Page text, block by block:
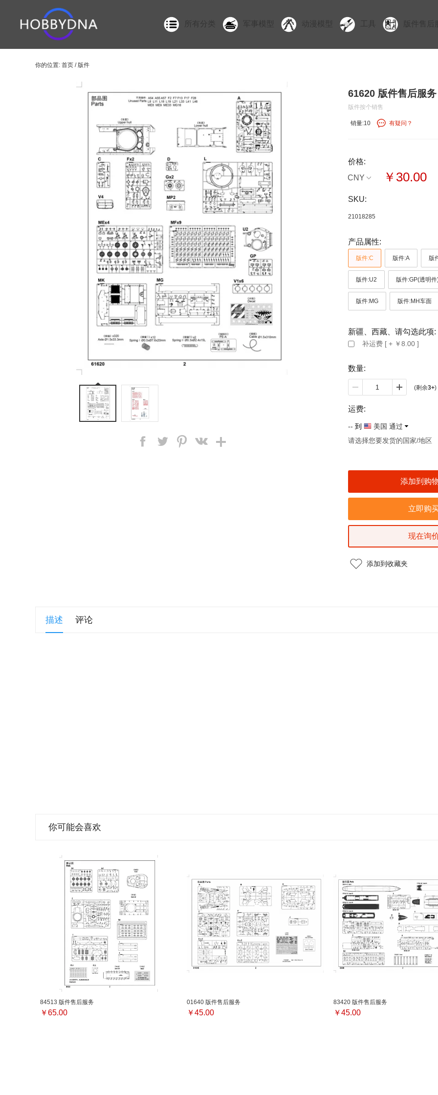
所有分类 军事模型 动漫模型 版件售后
你的位置: 首页 / 版件
61620 版件售后服务
版件按个销售
销量:10 有疑问？
价格:
CNY
￥30.00
SKU:
21018285
产品属性:
版件:C 版件:A 版
版件:U2 版件:GP(透明件
版件:MG 版件:MH车面
新疆、西藏、请勾选此项:
补运费 [ + ￥8.00 ]
数量:
(剩余3+)
运费:
-- 到
美国 通过
请选择您要发货的国家/地区
现在询
添加到收藏夹
描述 评论
你可能会喜欢
84513 版件售后服务
￥65.00
01640 版件售后服务
￥45.00
83420 版件售后服务
￥45.00